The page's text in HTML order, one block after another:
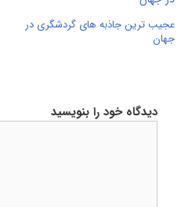
عجیب ترین جاذبه های گردشگری در
جهان
دیدگاه خود را بنویسید